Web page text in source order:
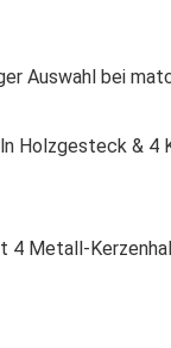
Auswahl bei
Holzgesteck & 4
4 Metall-